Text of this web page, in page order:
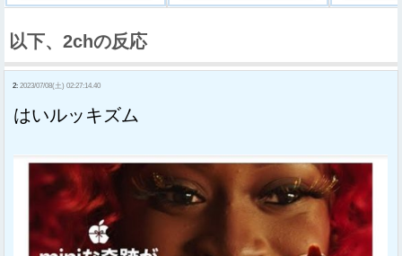
以下、2chの反応
2: 2023/07/08(土) 02:27:14.40
はいルッキズム